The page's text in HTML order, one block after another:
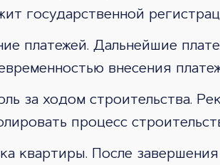
государственной
платежей. Дальнейшие
внесения
за ходом строительства.
процесс
квартиры. После